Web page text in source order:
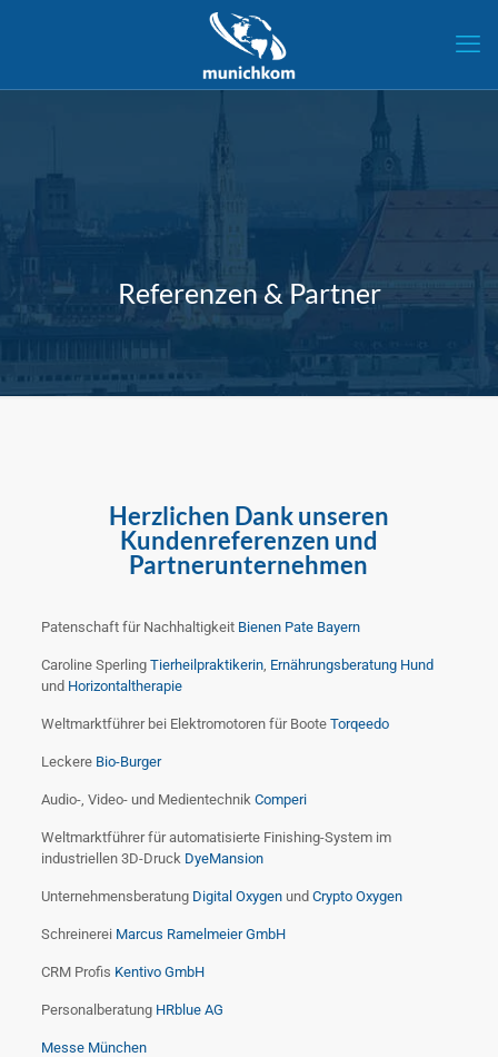
Referenzen & Partner
Herzlichen Dank unseren
Kundenreferenzen und
Partnerunternehmen
Patenschaft für Nachhaltigkeit Bienen Pate Bayern
Caroline Sperling Tierheilpraktikerin, Ernährungsberatung Hund
und Horizontaltherapie
Weltmarktführer bei Elektromotoren für Boote Torqeedo
Leckere Bio-Burger
Audio-, Video- und Medientechnik Comperi
Weltmarktführer für automatisierte Finishing-System im
industriellen 3D-Druck DyeMansion
Unternehmensberatung Digital Oxygenund Crypto Oxygen
Schreinerei Marcus Ramelmeier GmbH
CRM Profis Kentivo GmbH
Personalberatung HRblue AG
Messe München